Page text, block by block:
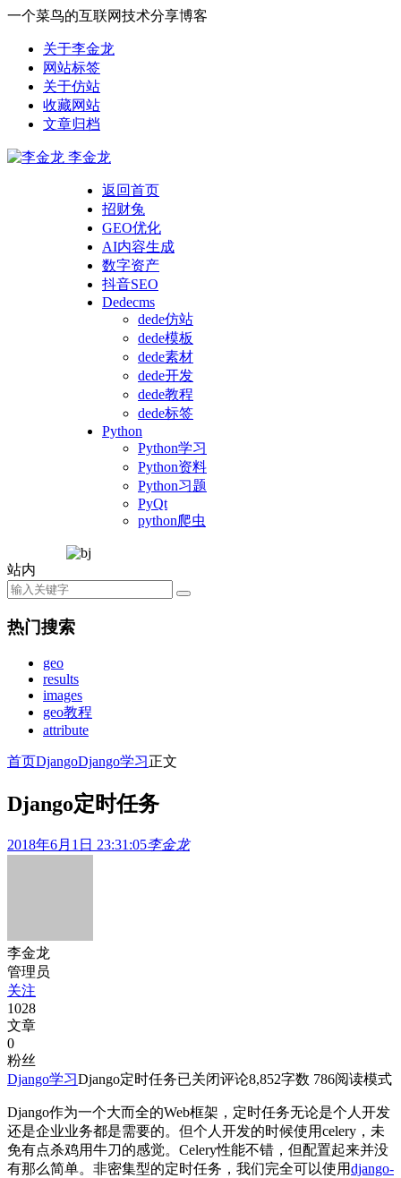
一个菜鸟的互联网技术分享博客
关于李金龙
网站标签
关于仿站
收藏网站
文章归档
李金龙
返回首页
招财兔
GEO优化
AI内容生成
数字资产
抖音SEO
Dedecms
dede仿站
dede模板
dede素材
dede开发
dede教程
dede标签
Python
Python学习
Python资料
Python习题
PyQt
python爬虫
站内
热门搜索
geo
results
images
geo教程
attribute
首页DjangoDjango学习正文
Django定时任务
2018年6月1日 23:31:05李金龙
李金龙
管理员
关注
1028
文章
0
粉丝
Django学习Django定时任务已关闭评论8,852字数 786阅读模式
Django作为一个大而全的Web框架，定时任务无论是个人开发
还是企业业务都是需要的。但个人开发的时候使用celery，未
免有点杀鸡用牛刀的感觉。Celery性能不错，但配置起来并没
有那么简单。非密集型的定时任务，我们完全可以使用django-